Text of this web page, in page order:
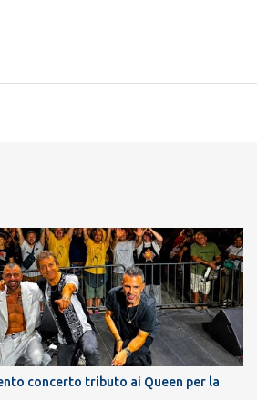
concerto tributo ai Queen per la